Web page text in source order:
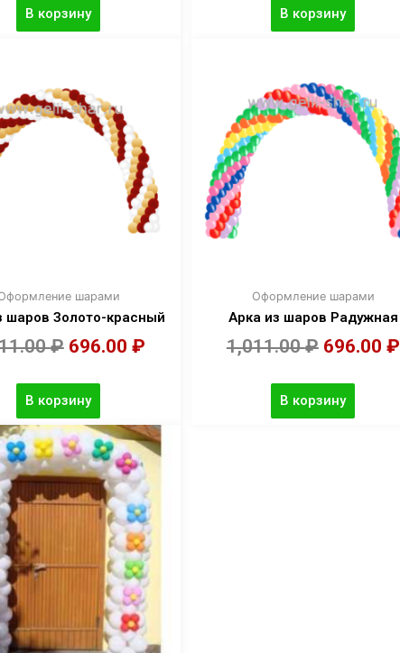
В корзину В корзину
шарами
шаров Золото-красный
₽ 696.00 ₽
В корзину
Оформление шарами
Арка из шаров Радужная
1,011.00₽ 696.00 ₽
В корзину